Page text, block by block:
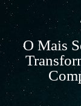
O Mais